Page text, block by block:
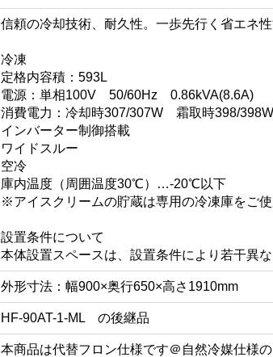
信頼の冷却技術、耐久性。一歩先行く省エネ
冷凍
定格内容積：593L
電源：単相100V 50/60Hz 0.86kVA(8.6A)
消費電力：冷却時307/307W 霜取時398/398W
インバーター制御搭載
ワイドスルー
空冷
庫内温度（周囲温度30℃）…-20℃以下
※アイスクリームの貯蔵は専用の冷凍庫をご使
設置条件について
本体設置スペースは、設置条件により若干異
外形寸法：幅900×奥行650×高さ1910mm
HF-90AT-1-ML の後継品
本商品は代替フロン仕様です＠自然冷媒仕様